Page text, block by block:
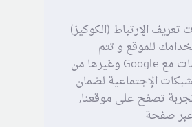
الإرتباط (الكوكيز)
للموقع و تتم
مشاركة بعض المعلومات مع Google وغيرها من
الإجتماعية لضمان
تصفح على موقعنا,
صفحة